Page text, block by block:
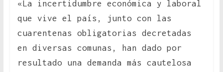
«La incertidumbre económica y laboral
que vive el país, junto con las
cuarentenas obligatorias decretadas
en diversas comunas, han dado por
resultado una demanda más cautelosa